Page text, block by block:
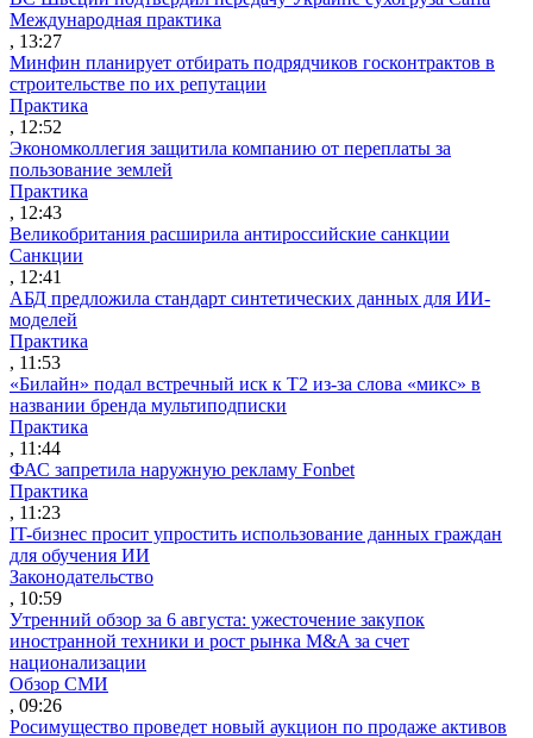
Международная практика
, 13:27
Минфин планирует отбирать подрядчиков госконтрактов в
строительстве по их репутации
Практика
, 12:52
Экономколлегия защитила компанию от переплаты за
пользование землей
Практика
, 12:43
Великобритания расширила антироссийские санкции
Санкции
, 12:41
АБД предложила стандарт синтетических данных для ИИ-
моделей
Практика
, 11:53
«Билайн» подал встречный иск к Т2 из-за слова «микс» в
названии бренда мультиподписки
Практика
, 11:44
ФАС запретила наружную рекламу Fonbet
Практика
, 11:23
IT-бизнес просит упростить использование данных граждан
для обучения ИИ
Законодательство
, 10:59
Утренний обзор за 6 августа: ужесточение закупок
иностранной техники и рост рынка M&A за счет
национализации
Обзор СМИ
, 09:26
Росимущество проведет новый аукцион по продаже активов